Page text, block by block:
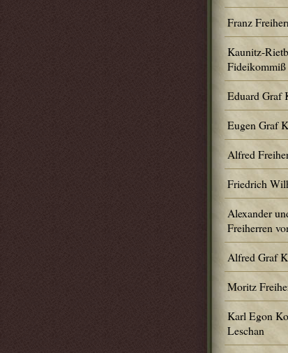
Franz
Kaunitz-
Fideikommiß
Eduard Graf
Eugen Graf
Alfred
Friedrich
Alexander
Freiherren
Alfred Graf
Moritz
Karl Egon
Leschan